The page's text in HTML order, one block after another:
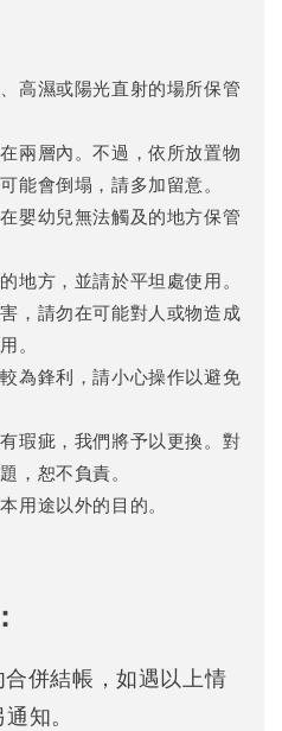
高濕或陽光直射的場所保管
兩層內。不過，依所放置物
能會倒塌，請多加留意。
嬰幼兒無法觸及的地方保管
地方，並請於平坦處使用。
，請勿在可能對人或物造成
。
為鋒利，請小心操作以避免
瑕疵，我們將予以更換。對
，恕不負責。
用途以外的目的。
併結帳，如遇以上情
知。